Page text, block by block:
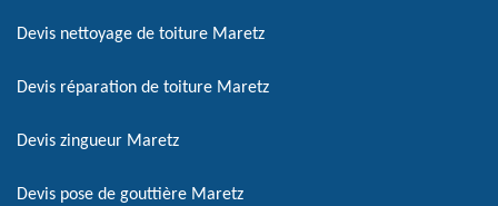
Devis nettoyage de toiture Maretz
Devis réparation de toiture Maretz
Devis zingueur Maretz
Devis pose de gouttière Maretz